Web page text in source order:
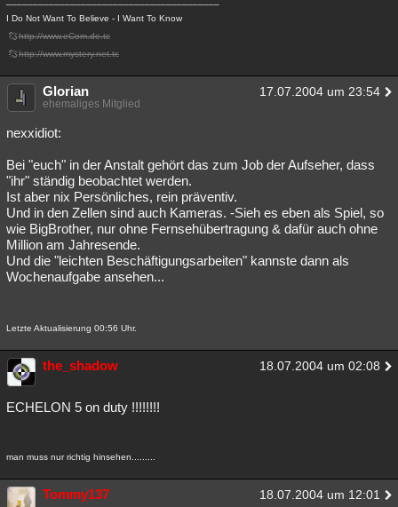
I Do Not Want To Believe - I Want To Know
http://www.eCom.de.tc
http://www.mystery.net.tc
Glorian 17.07.2004 um 23:54
ehemaliges Mitglied
nexxidiot:
Bei "euch" in der Anstalt gehört das zum Job der Aufseher, dass
"ihr" ständig beobachtet werden.
Ist aber nix Persönliches, rein präventiv.
Und in den Zellen sind auch Kameras. -Sieh es eben als Spiel, so
wie BigBrother, nur ohne Fernsehübertragung & dafür auch ohne
Million am Jahresende.
Und die "leichten Beschäftigungsarbeiten" kannste dann als
Wochenaufgabe ansehen...
Letzte Aktualisierung 00:56 Uhr.
the_shadow 18.07.2004 um 02:08
ECHELON 5 on duty !!!!!!!!
man muss nur richtig hinsehen.........
Tommy137 18.07.2004 um 12:01